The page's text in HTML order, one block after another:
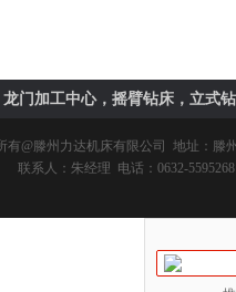
门加工中心，摇臂钻床，立式
有@滕州力达机床有限公司
地址：滕
联系人：朱经理 电话：0632-